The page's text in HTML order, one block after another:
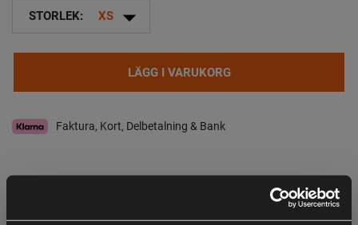
STORLEK: XS arrow_drop_down
LÄGG I VARUKORG
Faktura, Kort, Delbetalning & Bank